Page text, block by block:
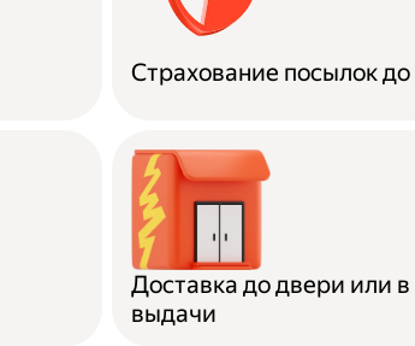
Страхование посылок
Доставка до двери или
выдачи